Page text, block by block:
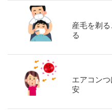
産毛を剃
る
エアコン
安